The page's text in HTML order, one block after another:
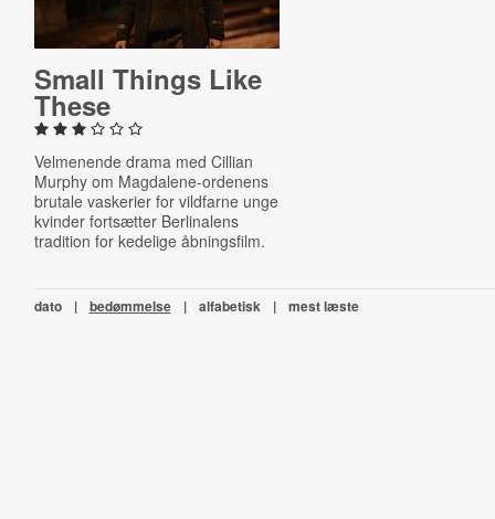
Small Things Like
These
Velmenende drama med Cillian
Murphy om Magdalene-ordenens
brutale vaskerier for vildfarne unge
kvinder fortsætter Berlinalens
tradition for kedelige åbningsfilm.
dato | bedømmelse | alfabetisk | mest læste